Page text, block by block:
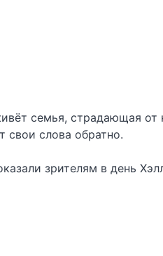
семья, страдающая
слова обратно.
зрителям в день